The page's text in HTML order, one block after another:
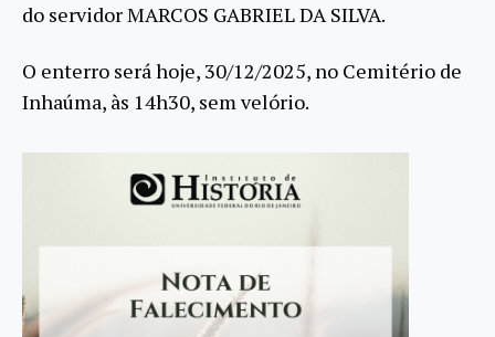
do servidor MARCOS GABRIEL DA SILVA.
O enterro será hoje, 30/12/2025, no Cemitério de
Inhaúma, às 14h30, sem velório.